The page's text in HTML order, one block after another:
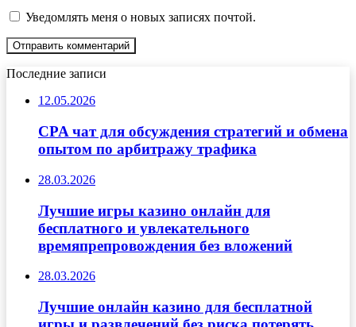
Уведомлять меня о новых записях почтой.
Последние записи
12.05.2026
CPA чат для обсуждения стратегий и обмена
опытом по арбитражу трафика
28.03.2026
Лучшие игры казино онлайн для
бесплатного и увлекательного
времяпрепровождения без вложений
28.03.2026
Лучшие онлайн казино для бесплатной